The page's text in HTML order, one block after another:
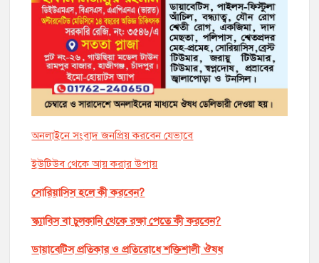
অনলাইনে সংবাদ জনপ্রিয় করবেন যেভাবে
ইউটিউব থেকে আয় করার উপায়
সোরিয়াসিস হলে কী করবেন?
স্ক্যাবিস বা চুলকানি থেকে রক্ষা পেতে কী করবেন?
ডায়াবেটিস প্রতিকার ও প্রতিরোধে শক্তিশালী ঔষধ